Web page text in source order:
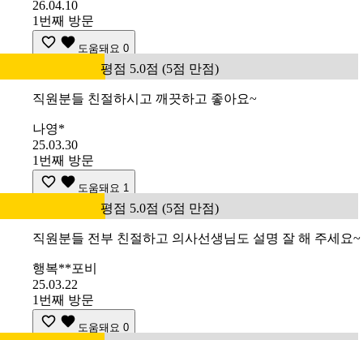
26.04.10
1번째 방문
도움돼요 0
평점 5.0점 (5점 만점)
직원분들 친절하시고 깨끗하고 좋아요~
나영*
25.03.30
1번째 방문
도움돼요 1
평점 5.0점 (5점 만점)
직원분들 전부 친절하고 의사선생님도 설명 잘 해 주세요~
행복**포비
25.03.22
1번째 방문
도움돼요 0